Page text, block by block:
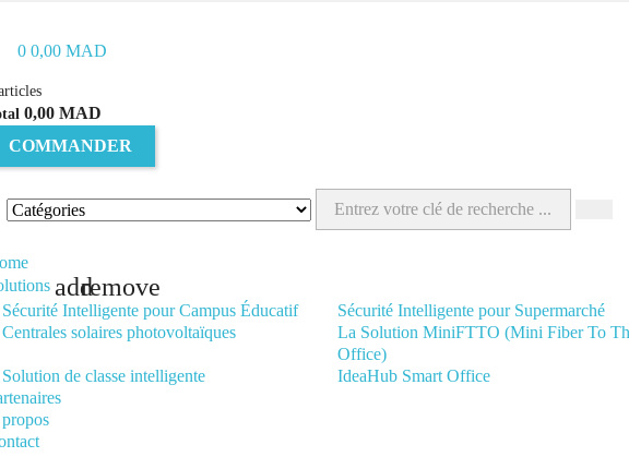
0 0,00 MAD
0,00 MAD
COMMANDER
addremove
Sécurité Intelligente pour Campus Éducatif Sécurité Intelligente pour Supermarché
Centrales solaires photovoltaïques
La Solution MiniFTTO (Mini Fiber To
Office)
Solution de classe intelligente
IdeaHub Smart Office